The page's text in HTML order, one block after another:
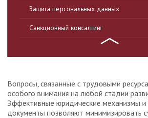
Защита персональных данных
Санкционный консалтинг
Вопросы, связанные с трудовыми
особого внимания на любой стадии
Эффективные юридические механизмы
документы позволяют минимизировать